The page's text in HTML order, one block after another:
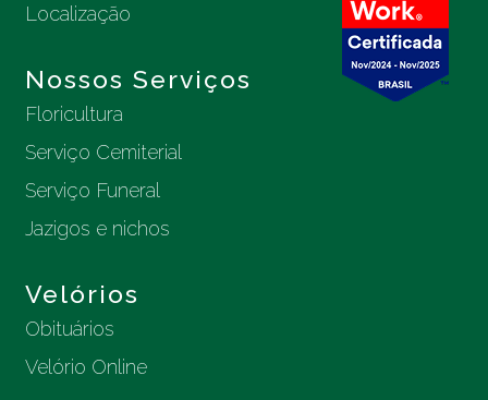
Localização
Nossos Serviços
Floricultura
Serviço Cemiterial
Serviço Funeral
Jazigos e nichos
Velórios
Obituários
Velório Online